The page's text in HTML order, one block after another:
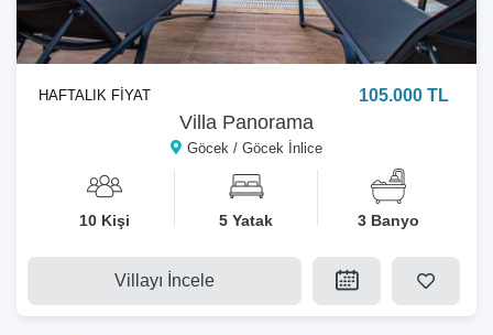
Villa Panorama
Göcek / Göcek İnlice
HAFTALIK FİYAT 105.000 TL
10 Kişi 5 Yatak 3 Banyo
Villayı İncele